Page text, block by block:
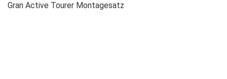
Gran Active Tourer Montagesatz